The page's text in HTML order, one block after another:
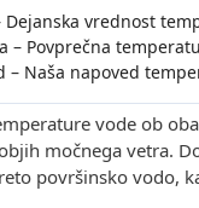
vrednost
– Povprečna
Naša napoved
vode ob
močnega vetra.
površinsko vodo,